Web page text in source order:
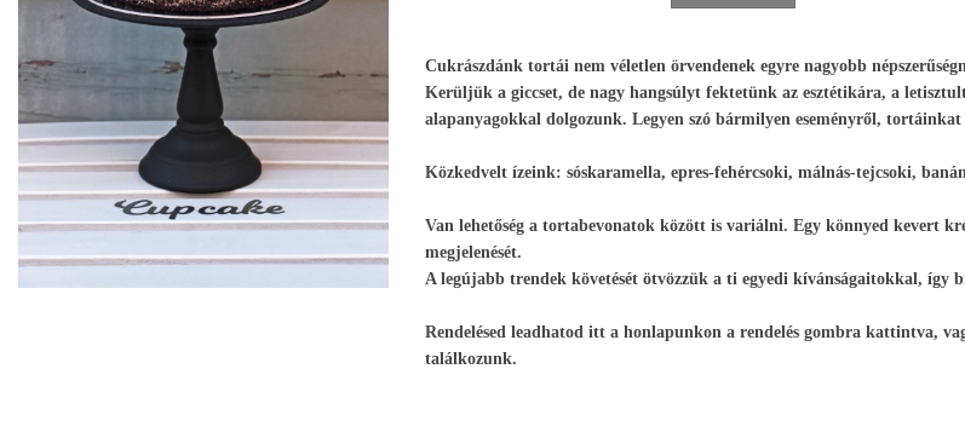
Cukrászdánk tortái nem véletlen örvendenek egyre nagyobb
Kerüljük a giccset, de nagy hangsúlyt fektetünk az esztétikára, a
alapanyagokkal dolgozunk. Legyen szó bármilyen eseményről,
Közkedvelt ízeink: sóskaramella, epres-fehércsoki, málnás-tejcsoki,
Van lehetőség a tortabevonatok között is variálni. Egy könnyed kevert
megjelenését.
A legújabb trendek követését ötvözzük a ti egyedi kívánságaitokkal, így
Rendelésed leadhatod itt a honlapunkon a rendelés gombra kattintva,
találkozunk.